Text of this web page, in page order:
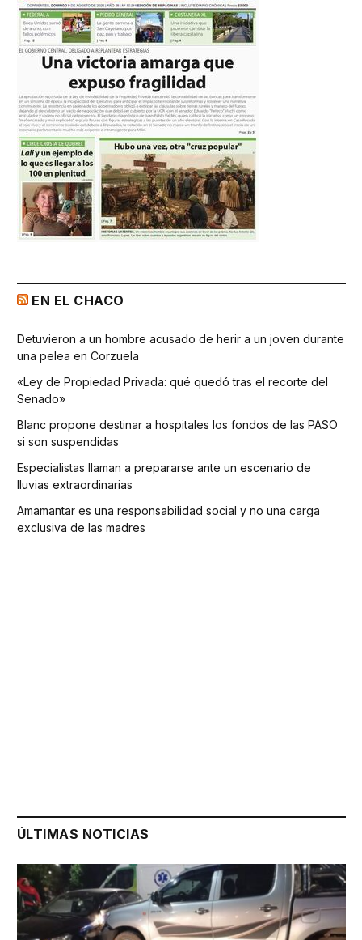
EN EL CHACO
Detuvieron a un hombre acusado de herir a un joven durante
una pelea en Corzuela
«Ley de Propiedad Privada: qué quedó tras el recorte del
Senado»
Blanc propone destinar a hospitales los fondos de las PASO
si son suspendidas
Especialistas llaman a prepararse ante un escenario de
lluvias extraordinarias
Amamantar es una responsabilidad social y no una carga
exclusiva de las madres
ÚLTIMAS NOTICIAS